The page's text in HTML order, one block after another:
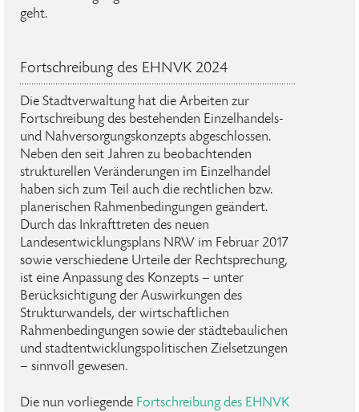
geht.
Fortschreibung des EHNVK 2024
Die Stadtverwaltung hat die Arbeiten zur
Fortschreibung des bestehenden Einzelhandels-
und Nahversorgungskonzepts abgeschlossen.
Neben den seit Jahren zu beobachtenden
strukturellen Veränderungen im Einzelhandel
haben sich zum Teil auch die rechtlichen bzw.
planerischen Rahmenbedingungen geändert.
Durch das Inkrafttreten des neuen
Landesentwicklungsplans NRW im Februar 2017
sowie verschiedene Urteile der Rechtsprechung,
ist eine Anpassung des Konzepts – unter
Berücksichtigung der Auswirkungen des
Strukturwandels, der wirtschaftlichen
Rahmenbedingungen sowie der städtebaulichen
und stadtentwicklungspolitischen Zielsetzungen
– sinnvoll gewesen.
Die nun vorliegende Fortschreibung des EHNVK